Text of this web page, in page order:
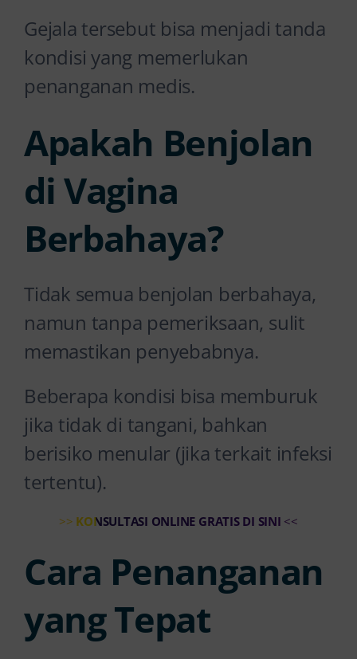
Gejala tersebut bisa menjadi tanda
kondisi yang memerlukan
penanganan medis.
Apakah Benjolan
di Vagina
Berbahaya?
Tidak semua benjolan berbahaya,
namun tanpa pemeriksaan, sulit
memastikan penyebabnya.
Beberapa kondisi bisa memburuk
jika tidak di tangani, bahkan
berisiko menular (jika terkait infeksi
tertentu).
>> KONSULTASI ONLINE GRATIS DI SINI <<
Cara Penanganan
yang Tepat